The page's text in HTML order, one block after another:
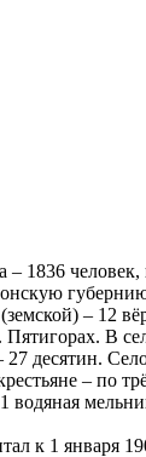
– 1836
– 12
В
27 десятин.
– по
водяная
к 1 января